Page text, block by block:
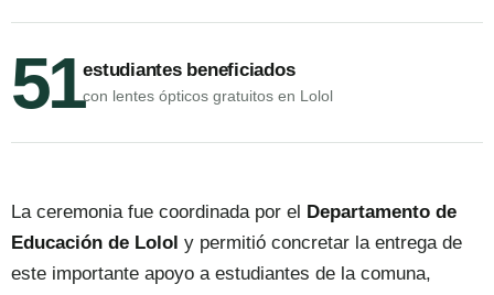
51estudiantes beneficiados
con lentes ópticos gratuitos en Lolol
La ceremonia fue coordinada por el Departamento de
Educación de Lolol y permitió concretar la entrega de
este importante apoyo a estudiantes de la comuna,